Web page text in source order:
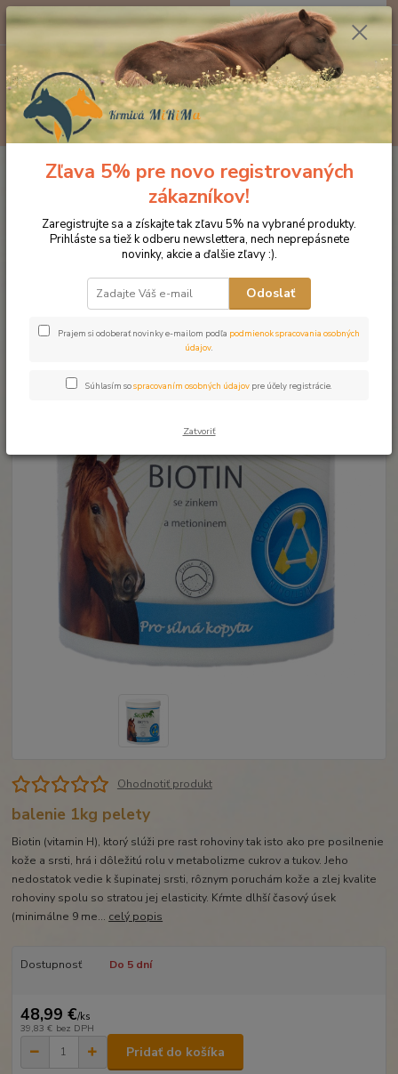
Menu
0ks
za0 €
Doplnky výživy Kopytá Biotin pelety
Biotin pelety
Ohodnotiť produkt
balenie 1kg pelety
Biotin (vitamin H), ktorý slúži pre rast rohoviny tak isto ako pre posilnenie
kože a srsti, hrá i dôležitú rolu v metabolizme cukrov a tukov. Jeho
nedostatok vedie k šupinatej srsti, rôznym poruchám kože a zlej kvalite
rohoviny spolu so stratou jej elasticity. Kŕmte dlhší časový úsek
(minimálne 9 me... celý popis
Dostupnosť Do 5 dní
48,99 €/ks
39,83 € bez DPH
Pridať do košíka
Zľava 5% pre novo registrovaných
zákazníkov!
Zaregistrujte sa a získajte tak zľavu 5% na vybrané produkty.
Prihláste sa tiež k odberu newslettera, nech neprepásnete
novinky, akcie a ďalšie zľavy :).
Odoslať
Prajem si odoberať novinky e-mailom podľa podmienok spracovania osobných
údajov.
Súhlasím sospracovaním osobných údajov pre účely registrácie.
Zatvoriť